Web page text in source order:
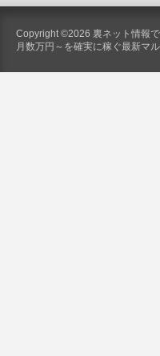
Copyright ©2026 裏ネット情報
月数万円～を確実に稼ぐ最新マ